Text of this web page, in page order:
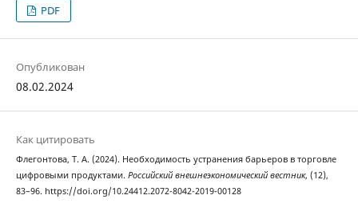
PDF
Опубликован
08.02.2024
Как цитировать
Флегонтова, Т. А. (2024). Необходимость устранения барьеров в торговле
цифровыми продуктами. Российский внешнеэкономический вестник, (12),
83–96. https://doi.org/10.24412.2072-8042-2019-00128